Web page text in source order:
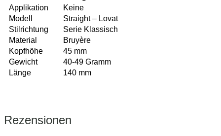
Applikation
Keine
Modell
Straight – Lovat
Stilrichtung
Serie Klassisch
Material
Bruyère
Kopfhöhe
45 mm
Gewicht
40-49 Gramm
Länge
140 mm
Rezensionen